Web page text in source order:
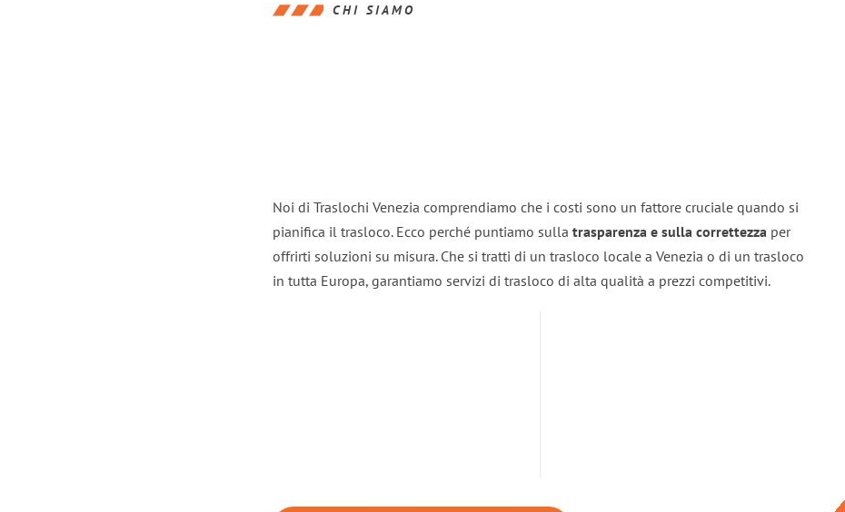
CHI SIAMO
Noi di Traslochi Venezia comprendiamo che i costi sono un fattore cruciale quando si
pianifica il trasloco. Ecco perché puntiamo sulla trasparenza e sulla correttezza per
offrirti soluzioni su misura. Che si tratti di un trasloco locale a Venezia o di un trasloco
in tutta Europa, garantiamo servizi di trasloco di alta qualità a prezzi competitivi.